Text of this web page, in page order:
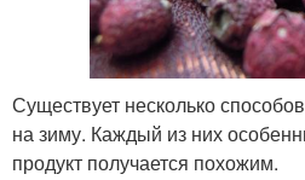
Существует несколько
на зиму. Каждый из них
продукт получается похожим.